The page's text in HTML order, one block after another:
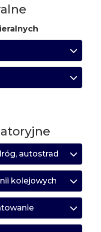
autostrad
kolejowych